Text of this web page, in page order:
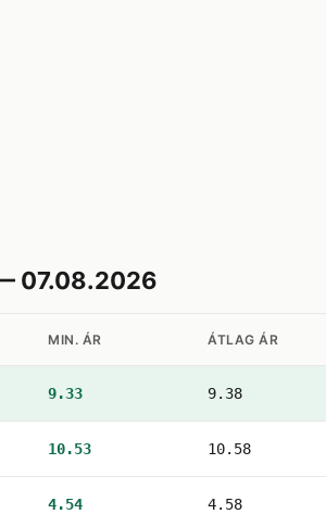
07.08.2026
MIN. ÁR ÁTLAG ÁR
9.33 9.38
10.53 10.58
4.54 4.58